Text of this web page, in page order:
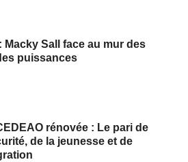
Macky Sall face au mur des
puissances
rénovée : Le pari de
de la jeunesse et de